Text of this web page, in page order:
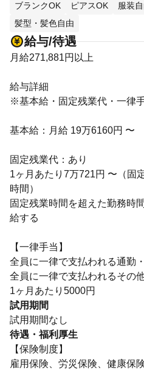
ブランクOK
ピアスOK 服装
髪型・髪色自由
給与/待遇
月給271,881円以上
給与詳細
※基本給・固定残業代・一律
基本給：月給 19万6160円 〜
固定残業代：あり
1ヶ月あたり7万721円 〜（固
時間）
固定残業時間を超えた勤務時
給する
【一律手当】
全員に一律で支払われる通勤
全員に一律で支払われるその
1ヶ月あたり5000円
試用期間
試用期間なし
待遇・福利厚生
【保険制度】
雇用保険、労災保険、健康保